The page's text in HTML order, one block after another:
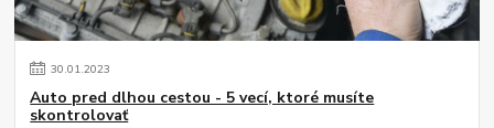
30.01.2023
Auto pred dlhou cestou - 5 vecí, ktoré musíte
skontrolovať